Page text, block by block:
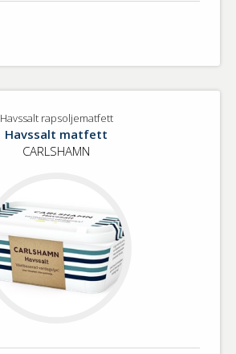
Havssalt rapsoljematfett
Havssalt matfett
CARLSHAMN